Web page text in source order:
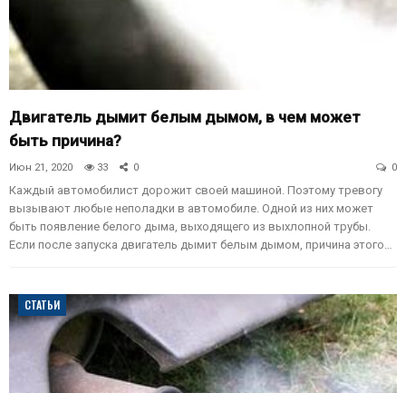
Двигатель дымит белым дымом, в чем может
быть причина?
Июн 21, 2020 33 0 0
Каждый автомобилист дорожит своей машиной. Поэтому тревогу
вызывают любые неполадки в автомобиле. Одной из них может
быть появление белого дыма, выходящего из выхлопной трубы.
Если после запуска двигатель дымит белым дымом, причина этого…
СТАТЬИ